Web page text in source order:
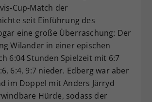
Cup-Match der
seit Einführung des
eine große Überraschung: Der
Wilander in einer epischen
6:04 Stunden Spielzeit mit 6:7
6:4, 9:7 nieder. Edberg war aber
im Doppel mit Anders Järryd
Hürde, sodass der